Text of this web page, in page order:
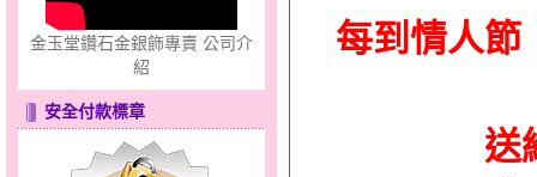
心之舞～金銀鋼套鍊
金玉堂鑽石金銀飾專賣 公司介
紹
安全付款標章
每到情人節
送